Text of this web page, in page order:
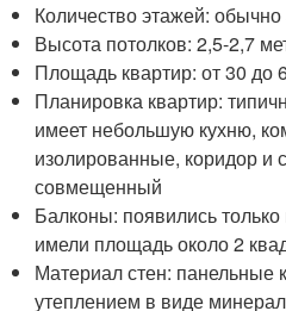
Количество этажей:
Высота потолков: 2,5-2,7
Площадь квартир: от 30 до
Планировка квартир:
имеет небольшую кухню,
изолированные, коридор и
совмещенный
Балконы: появились
имели площадь около 2
Материал стен: панельные
утеплением в виде